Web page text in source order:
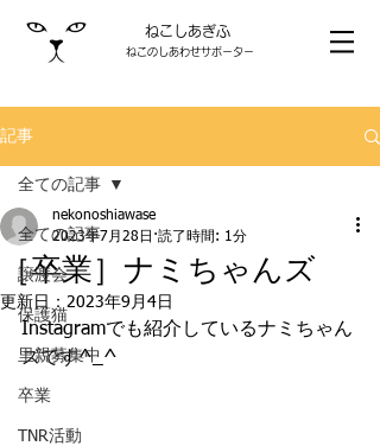
ねこしあぎふ
ねこのしあわせサポーター
記事
全ての記事
譲渡会
保護猫
里親募集中
卒業
TNR活動
全ての記事
［卒業］ナミちゃんズ
nekonoshiawase
2023年7月28日 読了時間: 1分
更新日： 2023年9月4日
Instagramでも紹介しているナミちゃん
ズです^_^